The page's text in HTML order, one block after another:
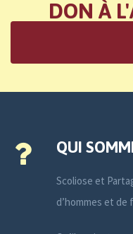
DON À
QUI
Scoliose et
d’hommes et